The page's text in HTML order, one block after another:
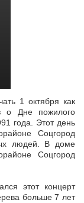
1 октября как
о Дне пожилого
года. Этот день
Соцгород
людей. В доме
Соцгород
этот концерт
больше 7 лет